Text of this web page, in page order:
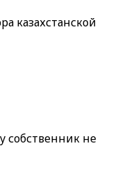
казахстанской
собственник не